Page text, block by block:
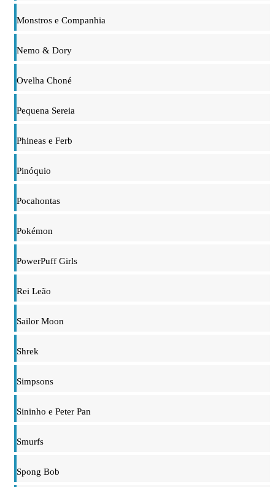
Monstros e Companhia
Nemo & Dory
Ovelha Choné
Pequena Sereia
Phineas e Ferb
Pinóquio
Pocahontas
Pokémon
PowerPuff Girls
Rei Leão
Sailor Moon
Shrek
Simpsons
Sininho e Peter Pan
Smurfs
Spong Bob